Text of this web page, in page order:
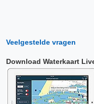
Veelgestelde vragen
Download Waterkaart